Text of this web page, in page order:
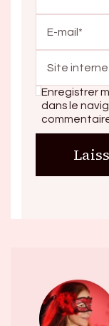
Enregistrer
dans le